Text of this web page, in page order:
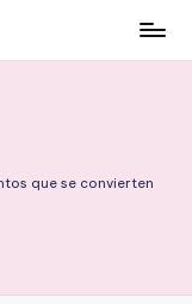
que se convierten